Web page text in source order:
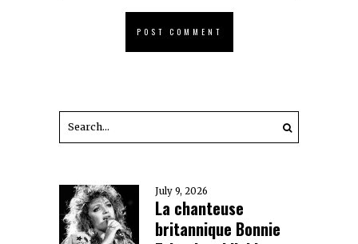
July 9, 2026
La chanteuse
britannique Bonnie